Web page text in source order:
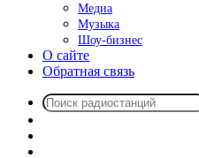
Медиа
Музыка
Шоу-бизнес
О сайте
Обратная связь